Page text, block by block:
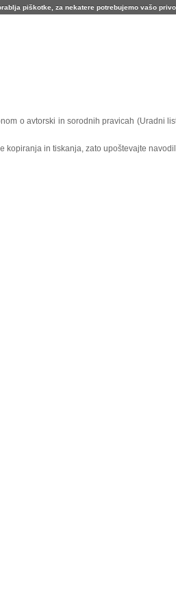
piškotke, za nekatere potrebujemo vašo
o avtorski in sorodnih pravicah (Uradni
in tiskanja, zato upoštevajte